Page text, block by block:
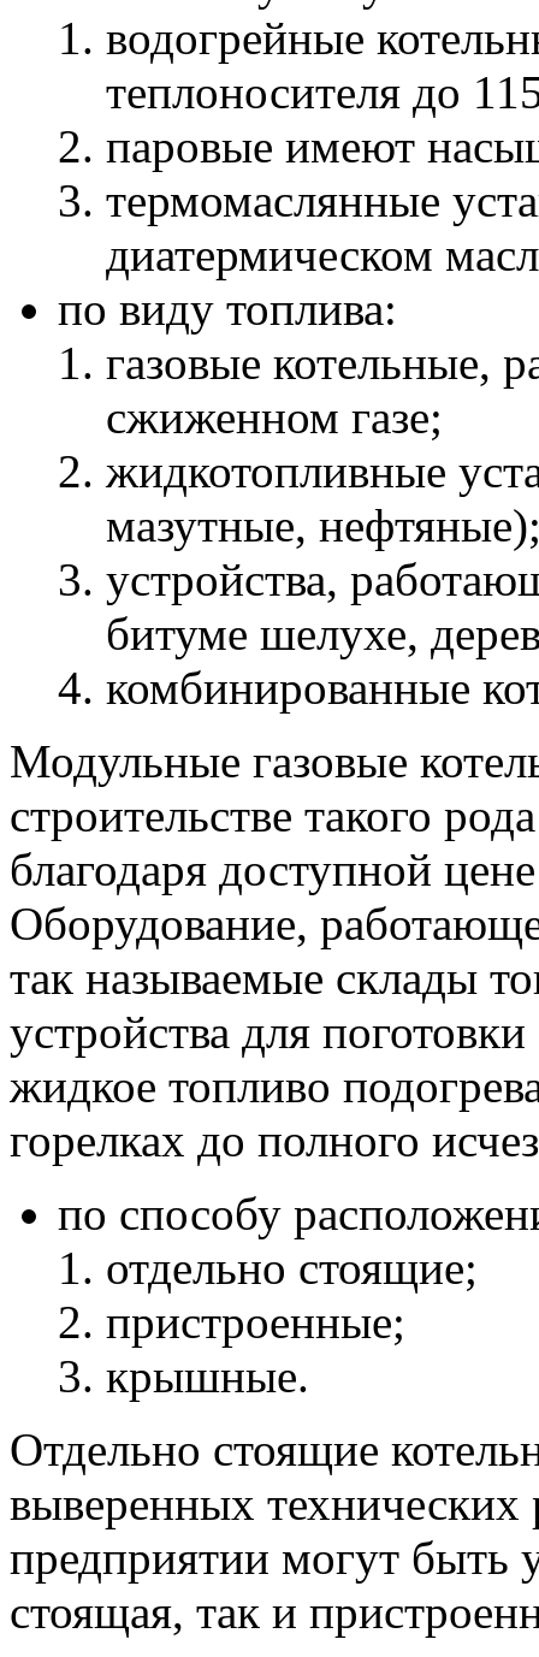
водогрейные
теплоносителя до
паровые имеют
термомаслянные
диатермическом
по виду топлива:
газовые котельные,
сжиженном газе;
жидкотопливные
мазутные,
устройства,
битуме шелухе,
комбинированные
Модульные газовые
строительстве такого
благодаря доступной
Оборудование,
так называемые склады
устройства для
жидкое топливо
горелках до полного
по способу
отдельно стоящие;
пристроенные;
крышные.
Отдельно стоящие
выверенных технических
предприятии могут быть
стоящая, так и